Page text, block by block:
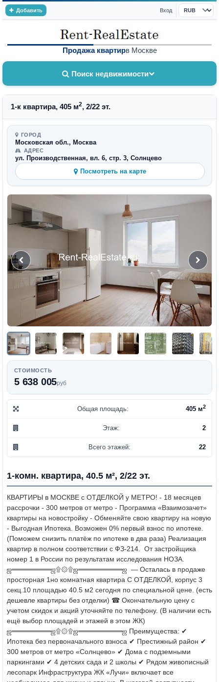
Добавить Вход
Валюта
Продажа квартирв Москве
Поиск недвижимости
1-к квартира, 405 м2, 2/22 эт.
ГОРОД
Московская обл., Москва
АДРЕС
ул. Производственная, вл. 6, стр. 3, Солнцево
Посмотреть на карте
СТОИМОСТЬ
5 638 005руб
Общая площадь: 405 м2
Этаж: 2
Всего этажей: 22
1-комн. квартира, 40.5 м², 2/22 эт.
КВАРТИРЫ в МОСКВЕ с ОТДЕЛКОЙ у МЕТРО! - 18 месяцев
рассрочки - 300 метров от метро - Программа «Взаимозачет»
квартиры на новостройку - Обменяйте свою квартиру на новую
- Выгодная Ипотека. Возможен 0% первый взнос по ипотеке.
(Поможем снизить платёж по ипотеке в два раза) Реализация
квартир в полном соответствии с ФЗ-214.
От застройщика
номер 1 в России по результатам исследования НОЗА.
ஜ════════ஜ۩۞۩ஜ═════════ஜ — Осталась в продаже
просторная 1но комнатная квартира С ОТДЕЛКОЙ, корпус 3
секц.10 площадью 40.5 м2 сегодня по специальной цене. (есть
дешевле квартиры без отделки) ☎ Окончательную цену с
учетом скидок и акций уточняйте по телефону. (В наличии есть
ещё выбор площадей и этажей в этом ЖК)
ஜ════════ஜ۩۞۩ஜ═════════ஜ Преимущества: ✔
Ипотека без первоначального взноса ✔ Престижный район ✔
300 метров от метро «Солнцево» ✔ Дома с подземными
паркингами ✔ 4 детских сада и 2 школы ✔ Рядом живописный
лесопарк Инфраструктура ЖК «Лучи» включает все